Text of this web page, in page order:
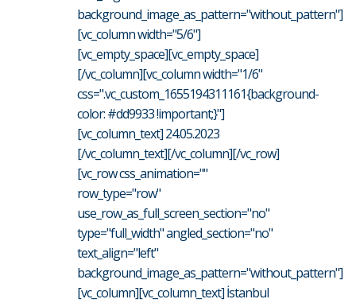
background_image_as_pattern="without_pattern"]
[vc_column width="5/6"]
[vc_empty_space][vc_empty_space]
[/vc_column][vc_column width="1/6"
css=".vc_custom_1655194311161{background-
color: #dd9933 !important;}"]
[vc_column_text] 24.05.2023
[/vc_column_text][/vc_column][/vc_row]
[vc_row css_animation=""
row_type="row"
use_row_as_full_screen_section="no"
type="full_width" angled_section="no"
text_align="left"
background_image_as_pattern="without_pattern"]
[vc_column][vc_column_text] İstanbul